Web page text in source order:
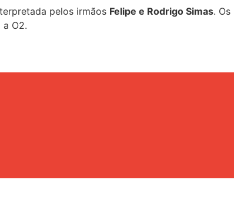
pelos irmãos Felipe e Rodrigo Simas. Os
O2.